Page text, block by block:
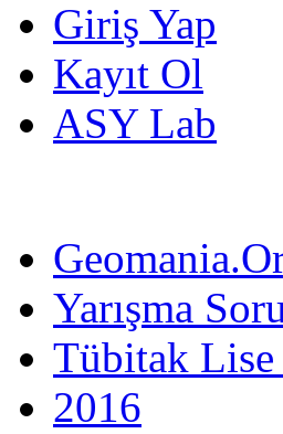
Giriş Yap
Kayıt Ol
ASY Lab
Yarışma
Tübitak Lise
2016